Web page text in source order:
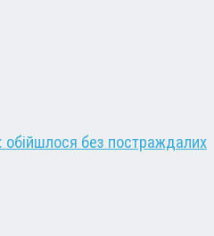
обійшлося без постраждалих